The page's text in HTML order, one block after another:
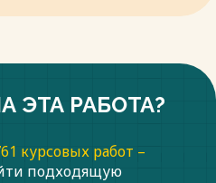
ЭТА РАБОТА?
курсовых работ –
подходящую